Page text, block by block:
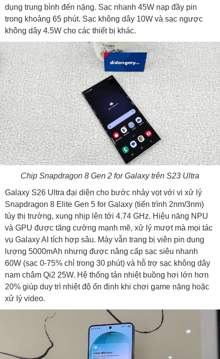
dụng trung bình đến nặng. Sạc nhanh 45W nạp đầy pin
trong khoảng 65 phút. Sạc không dây 10W và sạc ngược
không dây 4.5W cho các thiết bị khác.
Chip Snapdragon 8 Gen 2 for Galaxy trên S23 Ultra
Galaxy S26 Ultra đại diện cho bước nhảy vọt với vi xử lý
Snapdragon 8 Elite Gen 5 for Galaxy (tiến trình 2nm/3nm)
tùy thị trường, xung nhịp lên tới 4.74 GHz. Hiệu năng NPU
và GPU được tăng cường mạnh mẽ, xử lý mượt mà mọi tác
vụ Galaxy AI tích hợp sâu. Máy vẫn trang bị viên pin dung
lượng 5000mAh nhưng được nâng cấp sạc siêu nhanh
60W (sạc 0-75% chỉ trong 30 phút) và hỗ trợ sạc không dây
nam châm Qi2 25W. Hệ thống tản nhiệt buồng hơi lớn hơn
20% giúp duy trì nhiệt độ ổn định khi chơi game nặng hoặc
xử lý video.